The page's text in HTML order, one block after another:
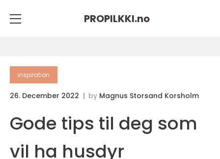
PROPILKKI.no
inspiration
26. December 2022 by Magnus Storsand Korsholm
Gode tips til deg som
vil ha husdyr